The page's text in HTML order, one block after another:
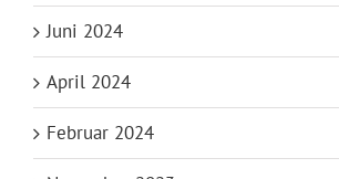
Juni 2024
April 2024
Februar 2024